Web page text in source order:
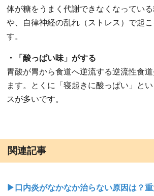
体が糖をうまく代謝できなくなってい
や、自律神経の乱れ（ストレス）で起
す。
・「酸っぱい味」がする
胃酸が胃から食道へ逆流する逆流性食
ます。とくに「寝起きに酸っぱい」と
スが多いです。
関連記事
▶口内炎がなかなか治らない原因は？